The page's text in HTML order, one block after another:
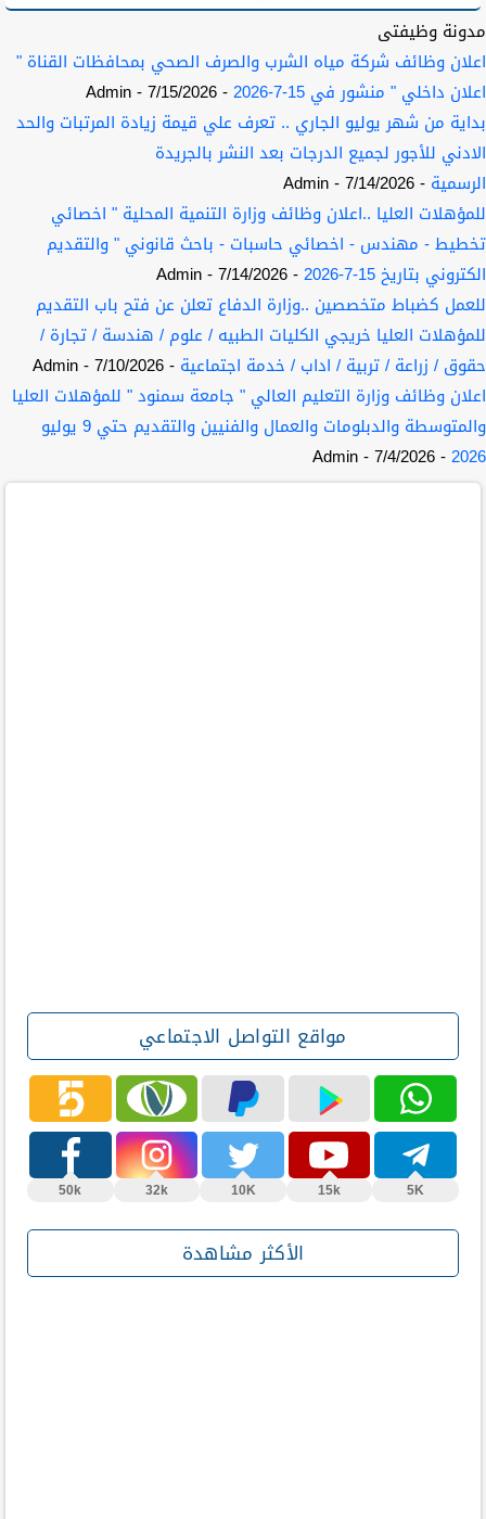
مدونة وظيفتى
اعلان وظائف شركة مياه الشرب والصرف الصحي بمحافظات القناة "
اعلان داخلي " منشور في 15-7-2026
- 7/15/2026
- Admin
بداية من شهر يوليو الجاري .. تعرف علي قيمة زيادة المرتبات والحد
الادني للأجور لجميع الدرجات بعد النشر بالجريدة
الرسمية - 7/14/2026
- Admin
للمؤهلات العليا ..اعلان وظائف وزارة التنمية المحلية " اخصائي
تخطيط - مهندس - اخصائي حاسبات - باحث قانوني " والتقديم
الكتروني بتاريخ 15-7-2026
- 7/14/2026
- Admin
للعمل كضباط متخصصين ..وزارة الدفاع تعلن عن فتح باب التقديم
للمؤهلات العليا خريجي الكليات الطبيه / علوم / هندسة / تجارة /
حقوق / زراعة / تربية / اداب / خدمة اجتماعية - 7/10/2026
- Admin
اعلان وظائف وزارة التعليم العالي " جامعة سمنود " للمؤهلات العليا
والمتوسطة والدبلومات والعمال والفنيين والتقديم حتي 9 يوليو
2026
- 7/4/2026
- Admin
مواقع التواصل الاجتماعي
5K
15k
10K
32k
50k
الأكثر مشاهدة